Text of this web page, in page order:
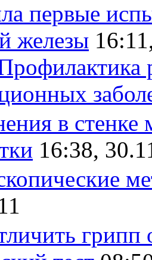
первые
железы
в
16:38,